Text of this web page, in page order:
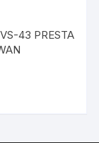
43 PRESTA